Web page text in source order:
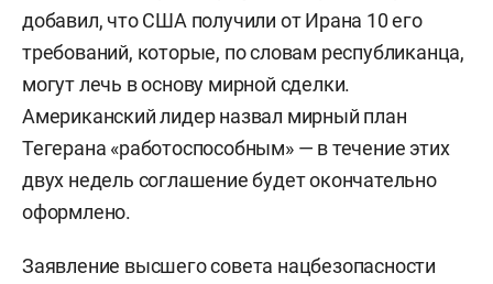
добавил, что США получили от Ирана 10 его
требований, которые, по словам республиканца,
могут лечь в основу мирной сделки.
Американский лидер назвал мирный план
Тегерана «работоспособным» — в течение этих
двух недель соглашение будет окончательно
оформлено.
Заявление высшего совета нацбезопасности